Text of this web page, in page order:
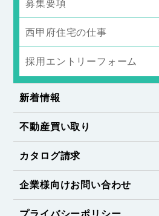
募集要項
西甲府住宅の仕事
採用エントリーフォーム
新着情報
不動産買い取り
カタログ請求
企業様向けお問い合わせ
プライバシーポリシー